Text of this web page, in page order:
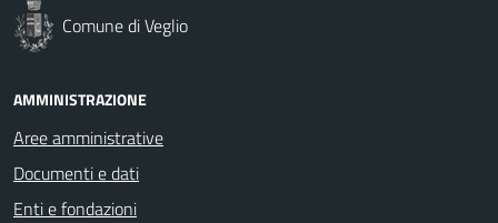
Comune di Veglio
AMMINISTRAZIONE
Aree amministrative
Documenti e dati
Enti e fondazioni